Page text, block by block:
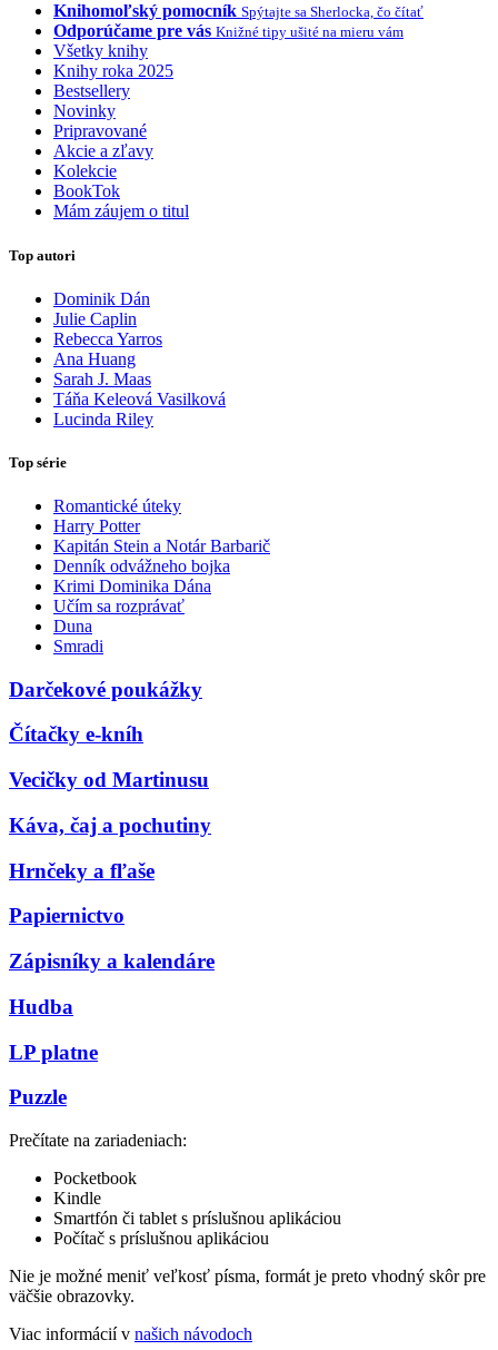
Knihomoľský pomocník Spýtajte sa Sherlocka, čo čítať
Odporúčame pre vás Knižné tipy ušité na mieru vám
Všetky knihy
Knihy roka 2025
Bestsellery
Novinky
Pripravované
Akcie a zľavy
Kolekcie
BookTok
Mám záujem o titul
Top autori
Dominik Dán
Julie Caplin
Rebecca Yarros
Ana Huang
Sarah J. Maas
Táňa Keleová Vasilková
Lucinda Riley
Top série
Romantické úteky
Harry Potter
Kapitán Stein a Notár Barbarič
Denník odvážneho bojka
Krimi Dominika Dána
Učím sa rozprávať
Duna
Smradi
Darčekové poukážky
Čítačky e-kníh
Vecičky od Martinusu
Káva, čaj a pochutiny
Hrnčeky a fľaše
Papiernictvo
Zápisníky a kalendáre
Hudba
LP platne
Puzzle
Prečítate na zariadeniach:
Pocketbook
Kindle
Smartfón či tablet s príslušnou aplikáciou
Počítač s príslušnou aplikáciou
Nie je možné meniť veľkosť písma, formát je preto vhodný skôr pre
väčšie obrazovky.
Viac informácií v našich návodoch